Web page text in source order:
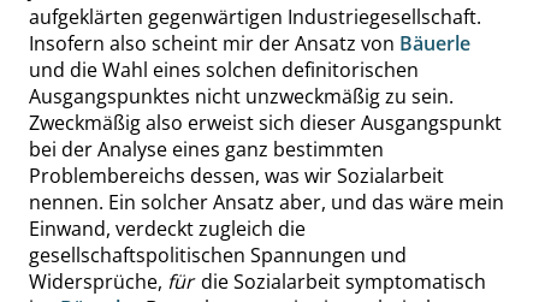
aufgeklärten gegenwärtigen Industriegesellschaft.
Insofern also scheint mir der Ansatz von Bäuerle
und die Wahl eines solchen definitorischen
Ausgangspunktes nicht unzweckmäßig zu sein.
Zweckmäßig also erweist sich dieser Ausgangspunkt
bei der Analyse eines ganz bestimmten
Problembereichs dessen, was wir Sozialarbeit
nennen. Ein solcher Ansatz aber, und das wäre mein
Einwand, verdeckt zugleich die
gesellschaftspolitischen Spannungen und
Widersprüche, fürdie Sozialarbeit symptomatisch